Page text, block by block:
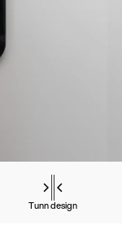
Tunn design